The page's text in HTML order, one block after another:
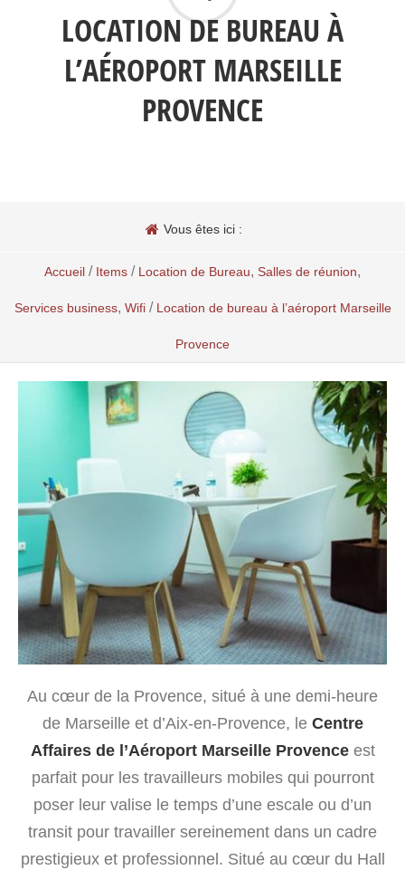
LOCATION DE BUREAU À
L’AÉROPORT MARSEILLE
PROVENCE
Vous êtes ici :
Accueil / Items / Location de Bureau, Salles de réunion,
Services business, Wifi / Location de bureau à l’aéroport Marseille
Provence
Au cœur de la Provence, situé à une demi-heure
de Marseille et d’Aix-en-Provence, le Centre
Affaires de l’Aéroport Marseille Provence est
parfait pour les travailleurs mobiles qui pourront
poser leur valise le temps d’une escale ou d’un
transit pour travailler sereinement dans un cadre
prestigieux et professionnel. Situé au cœur du Hall